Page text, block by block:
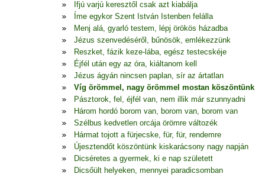
Ifjú varjú keresztől csak azt kiabálja
Íme egykor Szent István Istenben felálla
Menj alá, gyarló testem, lépj örökös házadba
Jézus szenvedéséről, bűnösök, emlékezzünk
Reszket, fázik keze-lába, egész testecskéje
Éjfél után egy az óra, kiáltanom kell
Jézus ágyán nincsen paplan, sír az ártatlan
Víg örömmel, nagy örömmel mostan köszöntünk
Pásztorok, fel, éjfél van, nem illik már szunnyadni
Három hordó borom van, borom van, borom van
Szélbus kedvetlen orcája örömre változék
Hármat tojott a fürjecske, für, für, rendemre
Újesztendőt köszöntünk kiskarácsony nagy napján
Dicséretes a gyermek, ki e nap született
Dicsőült helyeken, mennyei paradicsomban